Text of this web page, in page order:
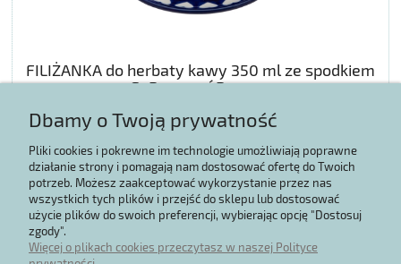
FILIŻANKA do herbaty kawy 350 ml ze spodkiem
SERCA WZÓR 0375J
111,89 zł
POWIADOM O DOSTĘPNOŚCI
Dbamy o Twoją prywatność
Pliki cookies i pokrewne im technologie umożliwiają poprawne
działanie strony i pomagają nam dostosować ofertę do Twoich
potrzeb. Możesz zaakceptować wykorzystanie przez nas
wszystkich tych plików i przejść do sklepu lub dostosować
użycie plików do swoich preferencji, wybierając opcję "Dostosuj
zgody".
Więcej o plikach cookies przeczytasz w naszej Polityce